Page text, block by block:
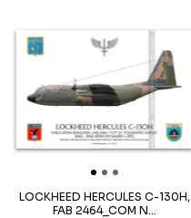
LOCKHEED HERCULES C-130H,
FAB 2464_COM N...